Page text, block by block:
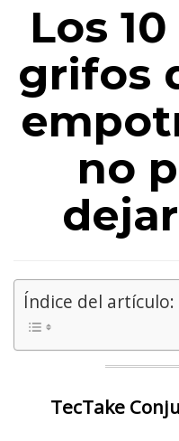
Los
grifos
no
Índice del artículo:
TecTake